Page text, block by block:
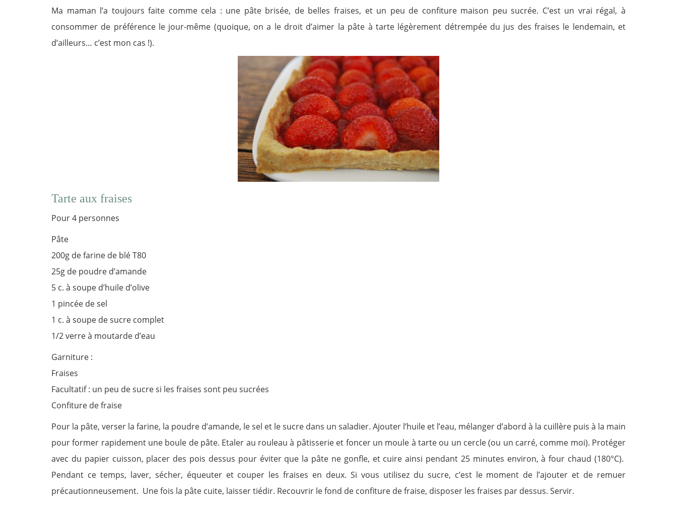
Ma maman l’a toujours faite comme cela : une pâte brisée, de belles fraises, et un peu de confiture maison peu sucrée. C’est un vrai régal, à
consommer de préférence le jour-même (quoique, on a le droit d’aimer la pâte à tarte légèrement détrempée du jus des fraises le lendemain, et
d’ailleurs… c’est mon cas !).
Tarte aux fraises
Pour 4 personnes
Pâte
200g de farine de blé T80
25g de poudre d’amande
5 c. à soupe d’huile d’olive
1 pincée de sel
1 c. à soupe de sucre complet
1/2 verre à moutarde d’eau
Garniture :
Fraises
Facultatif : un peu de sucre si les fraises sont peu sucrées
Confiture de fraise
Pour la pâte, verser la farine, la poudre d’amande, le sel et le sucre dans un saladier. Ajouter l’huile et l’eau, mélanger d’abord à la cuillère puis à la main
pour former rapidement une boule de pâte. Etaler au rouleau à pâtisserie et foncer un moule à tarte ou un cercle (ou un carré, comme moi). Protéger
avec du papier cuisson, placer des pois dessus pour éviter que la pâte ne gonfle, et cuire ainsi pendant 25 minutes environ, à four chaud (180°C).
Pendant ce temps, laver, sécher, équeuter et couper les fraises en deux. Si vous utilisez du sucre, c’est le moment de l’ajouter et de remuer
précautionneusement. Une fois la pâte cuite, laisser tiédir. Recouvrir le fond de confiture de fraise, disposer les fraises par dessus. Servir.